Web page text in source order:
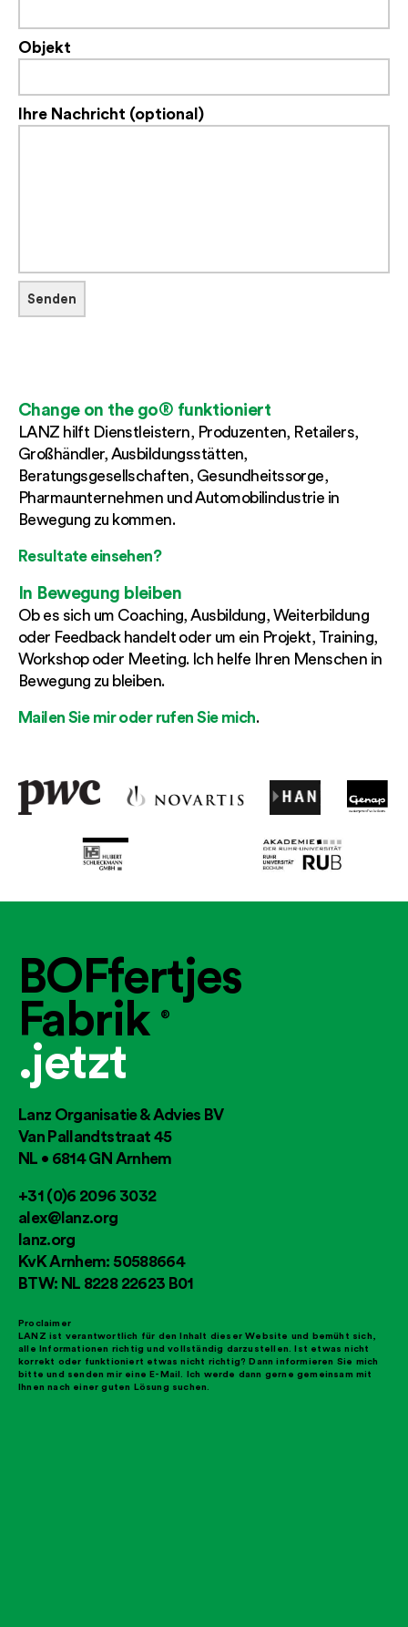
Objekt
Ihre Nachricht (optional)
Change on the go® funktioniert
LANZ hilft Dienstleistern, Produzenten, Retailers,
Großhändler, Ausbildungsstätten,
Beratungsgesellschaften, Gesundheitssorge,
Pharmaunternehmen und Automobilindustrie in
Bewegung zu kommen.
Resultate einsehen?
In Bewegung bleiben
Ob es sich um Coaching, Ausbildung, Weiterbildung
oder Feedback handelt oder um ein Projekt, Training,
Workshop oder Meeting. Ich helfe Ihren Menschen in
Bewegung zu bleiben.
Mailen Sie mir oder rufen Sie mich.
BOFfertjes
Fabrik ®
.jetzt
Lanz Organisatie & Advies BV
Van Pallandtstraat 45
NL • 6814 GN Arnhem
+31 (0)6 2096 3032
alex@lanz.org
lanz.org
KvK Arnhem: 50588664
BTW: NL 8228 22623 B01
Proclaimer
LANZ ist verantwortlich für den Inhalt dieser Website und bemüht sich,
alle Informationen richtig und vollständig darzustellen. Ist etwas nicht
korrekt oder funktioniert etwas nicht richtig? Dann informieren Sie mich
bitte und senden mir eine E-Mail. Ich werde dann gerne gemeinsam mit
Ihnen nach einer guten Lösung suchen.